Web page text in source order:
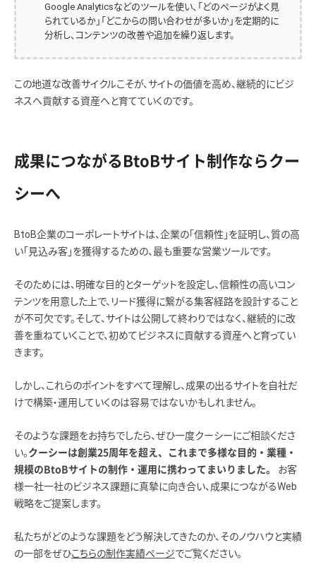
Google Analyticsなどのツールを使い、「どのページがよく見
られているか」「どこからの問い合わせが多いか」を定期的に
分析し、コンテンツの改善や追加を繰り返します。
この地道な改善サイクルこそが、サイトの価値を高め、継続的にビジ
ネスへ貢献する資産へと育てていくのです。
成果につながるBtoBサイト制作ならクー
シーへ
BtoB企業のコーポレートサイトは、企業の「信頼性」を証明し、質の高
い「見込み客」を獲得するための、最も重要な営業ツールです。
そのためには、明確な目的とターゲットを設定し、信頼性の高いコン
テンツを用意した上で、リード獲得に繋がる集客経路を設計すること
が不可欠です。そして、サイトは公開して終わりではなく、継続的に改
善を重ねていくことで、初めてビジネスに貢献する資産へと育ってい
きます。
しかし、これらのポイントをすべて理解し、成果の出るサイトを自社だ
けで構築・運用していくのは容易ではないかもしれません。
そのような課題をお持ちでしたら、ぜひ一度クーシーにご相談くださ
い。 クーシーは創業25周年を超え、これまで多様な目的・業種・
規模のBtoBサイトの制作・運用に携わってまいりました。
お客
様一社一社のビジネス課題に真摯に向き合い、成果につながるWeb
戦略をご提案します。
私たちがどのような課題をどう解決してきたのか、そのノウハウと実績
の一部をぜひこちらの制作実績ページでご覧ください。